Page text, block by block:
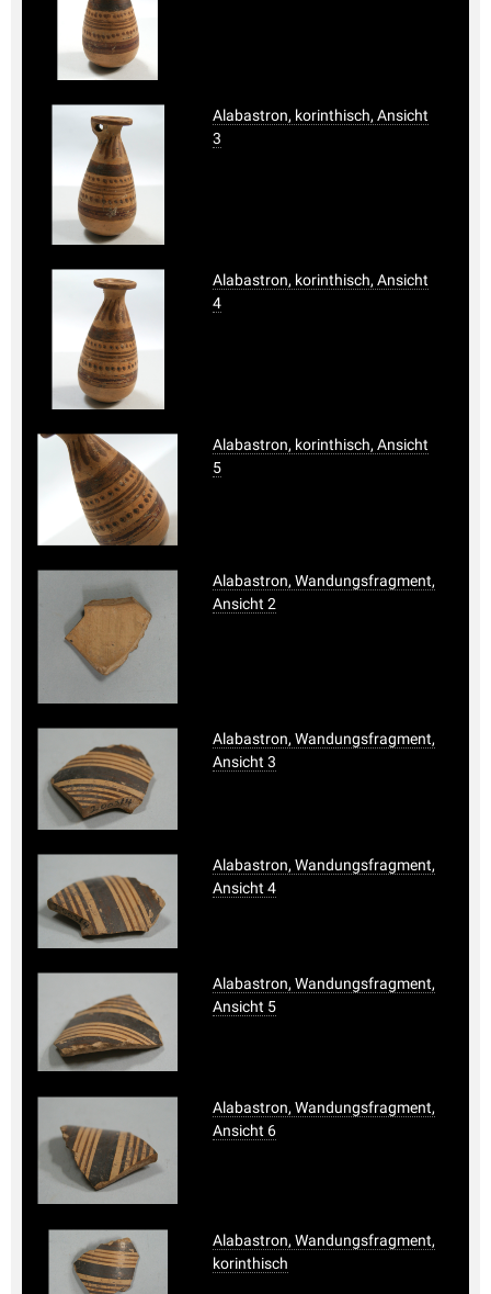
Alabastron, korinthisch, Ansicht
3
Alabastron, korinthisch, Ansicht
4
Alabastron, korinthisch, Ansicht
5
Alabastron, Wandungsfragment,
Ansicht 2
Alabastron, Wandungsfragment,
Ansicht 3
Alabastron, Wandungsfragment,
Ansicht 4
Alabastron, Wandungsfragment,
Ansicht 5
Alabastron, Wandungsfragment,
Ansicht 6
Alabastron, Wandungsfragment,
korinthisch